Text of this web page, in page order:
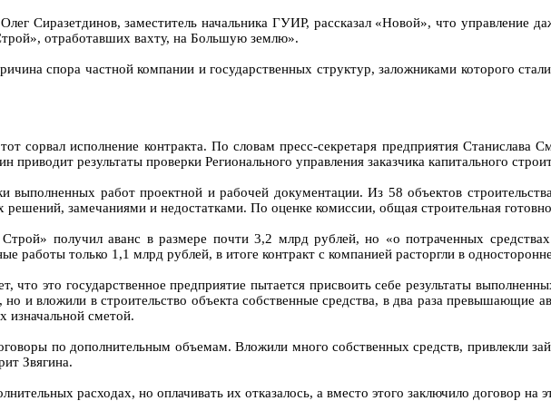
Сиразетдинов, заместитель начальника ГУИР, рассказал «Новой», что управление
отработавших вахту, на Большую землю».
спора частной компании и государственных структур, заложниками которого
сорвал исполнение контракта. По словам пресс-секретаря предприятия Станислава
результаты проверки Регионального управления заказчика капитального
выполненных работ проектной и рабочей документации. Из 58 объектов
замечаниями и недостатками. По оценке комиссии, общая строительная
получил аванс в размере почти 3,2 млрд рублей, но «о потраченных
работы только 1,1 млрд рублей, в итоге контракт с компанией расторгли в
что это государственное предприятие пытается присвоить себе результаты
и вложили в строительство объекта собственные средства, в два раза превышающие
изначальной сметой.
по дополнительным объемам. Вложили много собственных средств, привлекли
Звягина.
расходах, но оплачивать их отказалось, а вместо этого заключило договор на